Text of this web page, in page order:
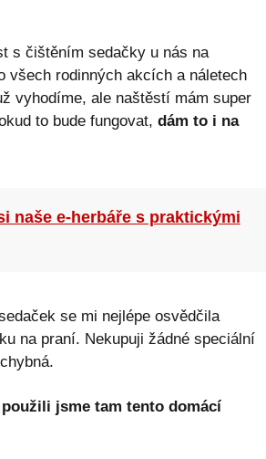
s čištěním sedačky u nás na
všech rodinných akcích a náletech
vyhodíme, ale naštěstí mám super
to bude fungovat, dám to i na
naše e-herbáře s praktickými
se mi nejlépe osvědčila
na praní. Nekupuji žádné speciální
jsme tam tento domácí